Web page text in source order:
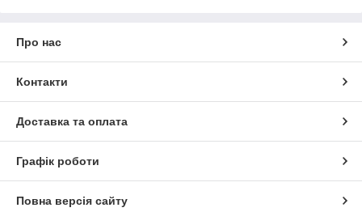
Про нас
Контакти
Доставка та оплата
Графік роботи
Повна версія сайту